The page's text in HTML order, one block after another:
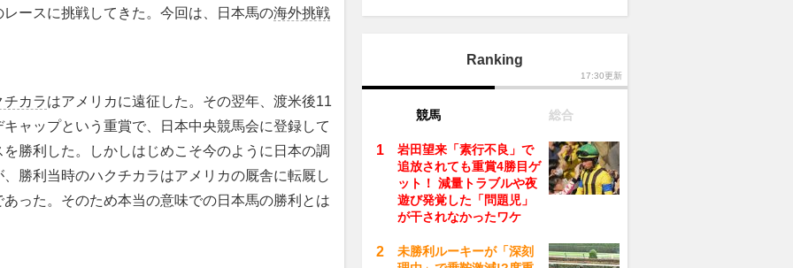
ースに挑戦してきた。今回は、日本馬の海外挑戦
チカラはアメリカに遠征した。その翌年、渡米後11
ャップという重賞で、日本中央競馬会に登録して
勝利した。しかしはじめこそ今のように日本の調
勝利当時のハクチカラはアメリカの厩舎に転厩し
った。そのため本当の意味での日本馬の勝利とは
Ranking
17:30更新
競馬 総合
岩田望来「素行不良」で
追放されても重賞4勝目ゲ
ット！ 減量トラブルや夜
遊び発覚した「問題児」
が干されなかったワケ
未勝利ルーキーが「深刻